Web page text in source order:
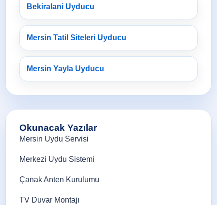
Bekiralani Uyducu
Mersin Tatil Siteleri Uyducu
Mersin Yayla Uyducu
Okunacak Yazılar
Mersin Uydu Servisi
Merkezi Uydu Sistemi
Çanak Anten Kurulumu
TV Duvar Montajı